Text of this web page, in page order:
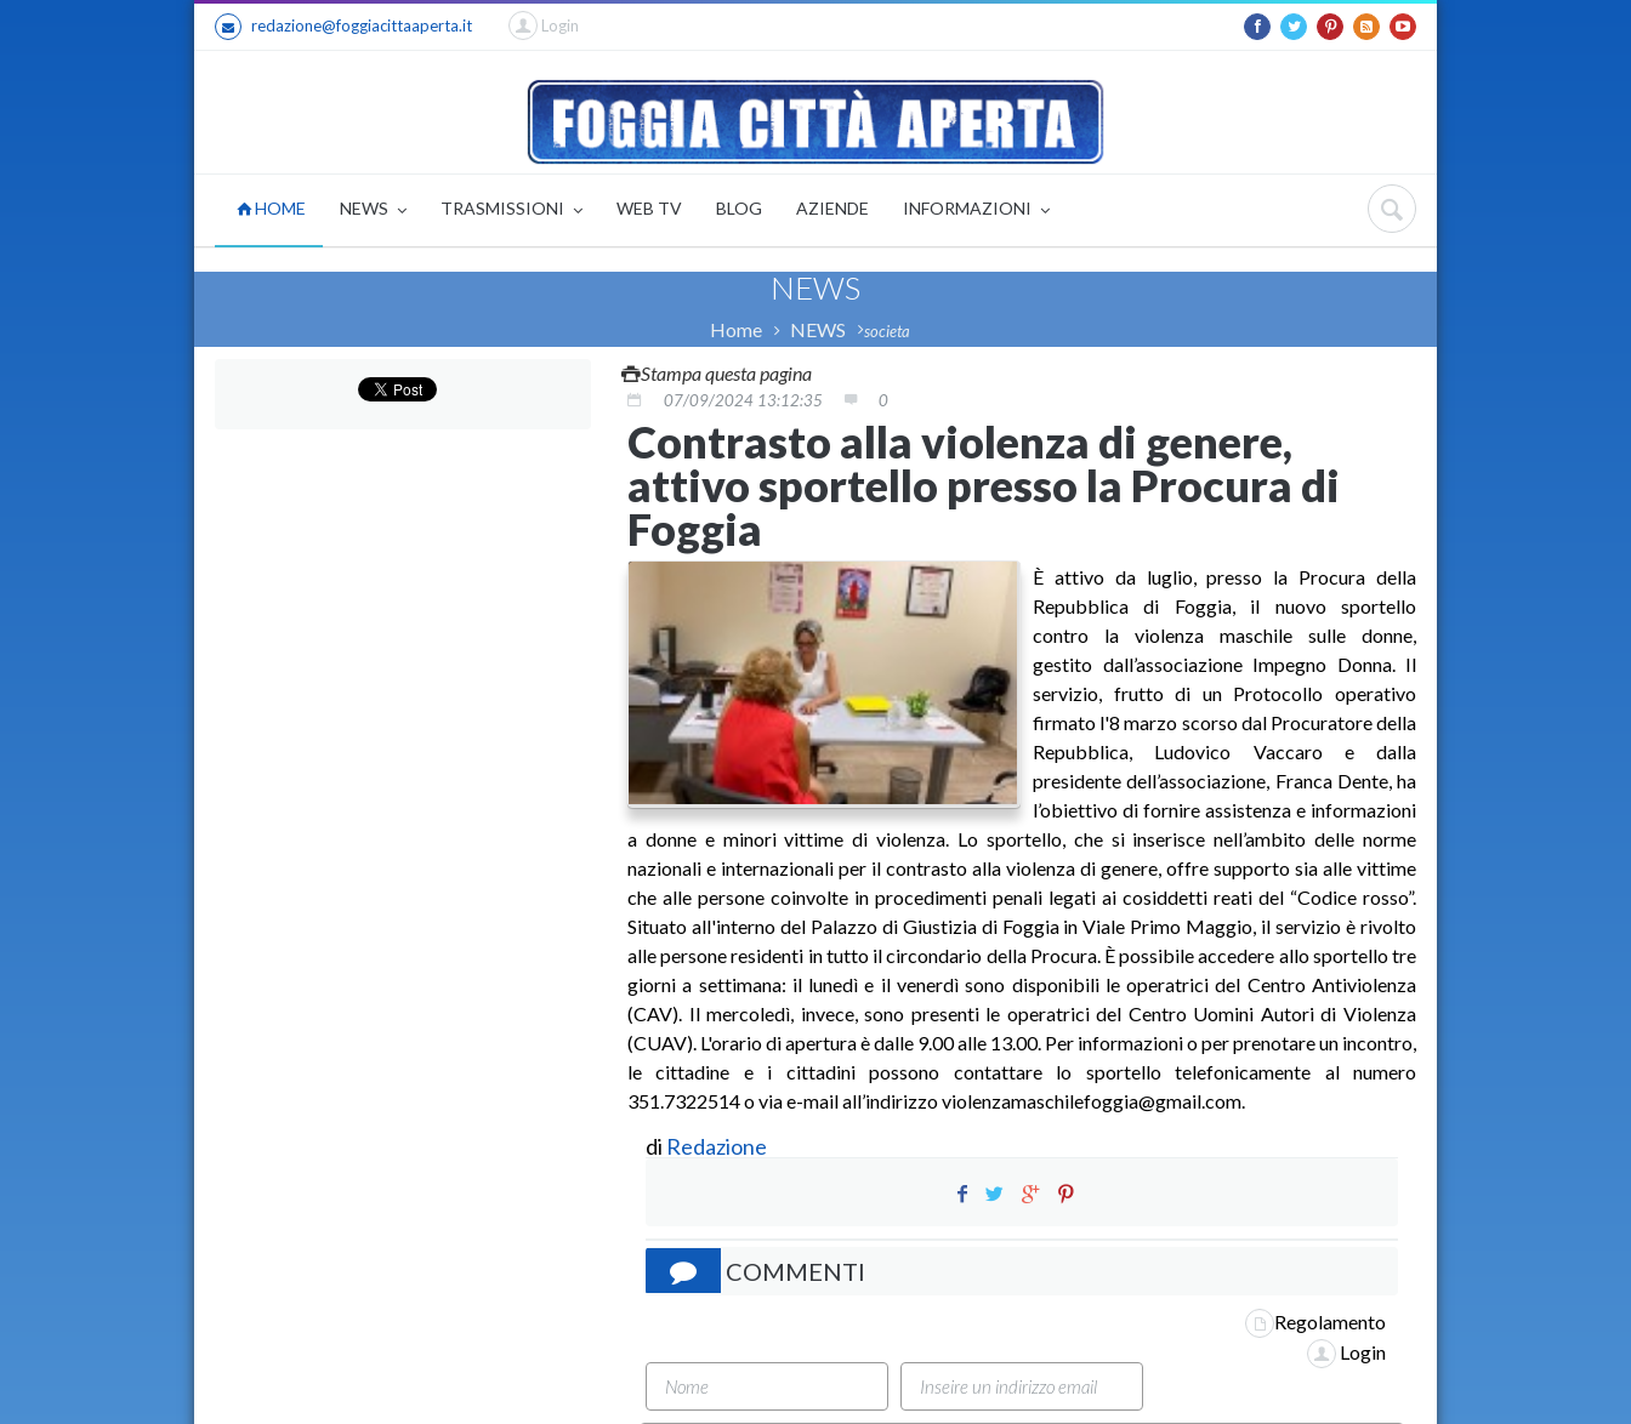
redazione@foggiacittaaperta.it Login
HOME NEWS TRASMISSIONI WEB TV BLOG AZIENDE INFORMAZIONI
NEWS
Home NEWS societa
Stampa questa pagina
07/09/2024 13:12:35 0
Contrasto alla violenza di genere,
attivo sportello presso la Procura di
Foggia
È attivo da luglio, presso la Procura della
Repubblica di Foggia, il nuovo sportello
contro la violenza maschile sulle donne,
gestito dall’associazione Impegno Donna. Il
servizio, frutto di un Protocollo operativo
firmato l'8 marzo scorso dal Procuratore della
Repubblica, Ludovico Vaccaro e dalla
presidente dell’associazione, Franca Dente, ha
l’obiettivo di fornire assistenza e informazioni
a donne e minori vittime di violenza. Lo sportello, che si inserisce nell’ambito delle norme
nazionali e internazionali per il contrasto alla violenza di genere, offre supporto sia alle vittime
che alle persone coinvolte in procedimenti penali legati ai cosiddetti reati del “Codice rosso”.
Situato all'interno del Palazzo di Giustizia di Foggia in Viale Primo Maggio, il servizio è rivolto
alle persone residenti in tutto il circondario della Procura. È possibile accedere allo sportello tre
giorni a settimana: il lunedì e il venerdì sono disponibili le operatrici del Centro Antiviolenza
(CAV). Il mercoledì, invece, sono presenti le operatrici del Centro Uomini Autori di Violenza
(CUAV). L'orario di apertura è dalle 9.00 alle 13.00. Per informazioni o per prenotare un incontro,
le cittadine e i cittadini possono contattare lo sportello telefonicamente al numero
351.7322514 o via e-mail all’indirizzo violenzamaschilefoggia@gmail.com.
di Redazione
COMMENTI
Regolamento
Login